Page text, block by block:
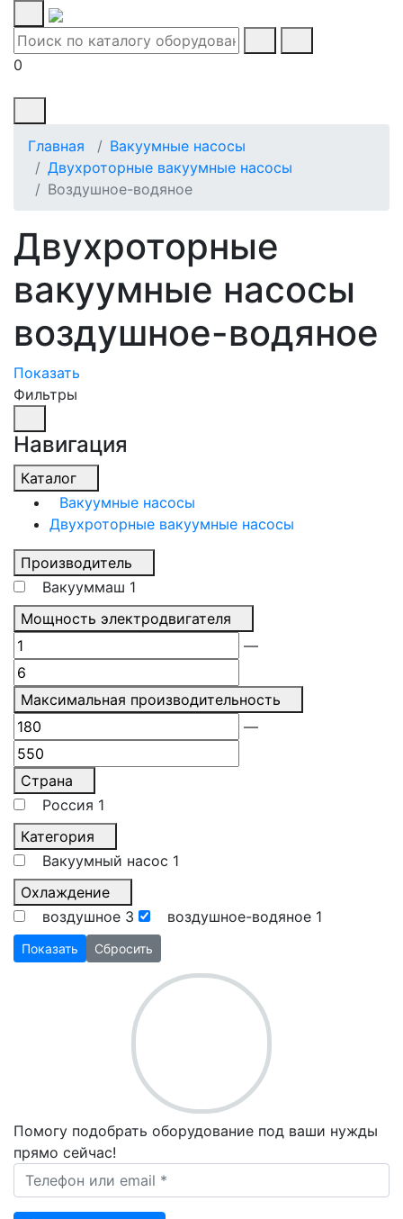
0
Главная
Вакуумные насосы
Двухроторные вакуумные насосы
Воздушное-водяное
Двухроторные
вакуумные насосы
воздушное-водяное
Показать
Фильтры
Навигация
Каталог
Вакуумные насосы
Двухроторные вакуумные насосы
Производитель
Вакууммаш 1
Мощность электродвигателя
—
Максимальная производительность
—
Страна
Россия 1
Категория
Вакуумный насос 1
Охлаждение
воздушное 3 воздушное-водяное 1
Показать Сбросить
Помогу подобрать оборудование под ваши нужды
прямо сейчас!
Ваш телефон *